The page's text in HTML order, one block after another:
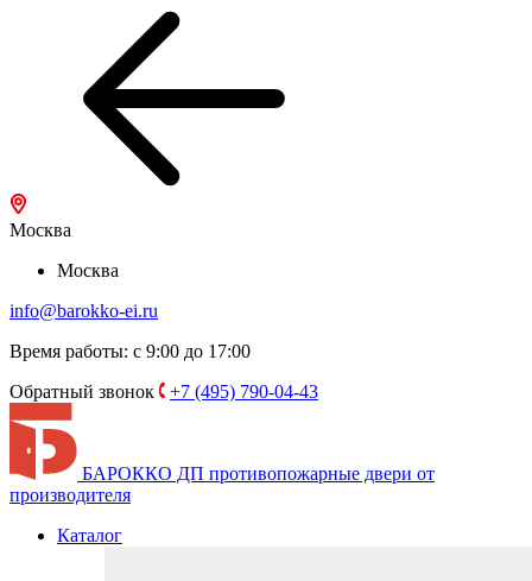
Москва
Москва
info@barokko-ei.ru
Время работы: с 9:00 до 17:00
Обратный звонок
+7 (495) 790-04-43
БАРОККО ДП противопожарные двери от
производителя
Каталог